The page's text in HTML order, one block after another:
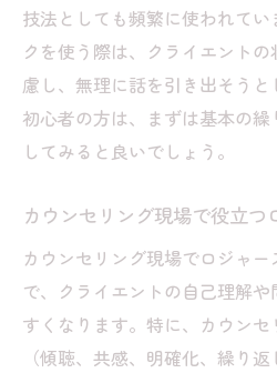
技法としても頻繁に使われて
クを使う際は、クライエント
慮し、無理に話を引き出そうと
初心者の方は、まずは基本の
してみると良いでしょう。
カウンセリング現場で役立つ
カウンセリング現場でロジャ
で、クライエントの自己理解
すくなります。特に、カウン
（傾聴、共感、明確化、繰り